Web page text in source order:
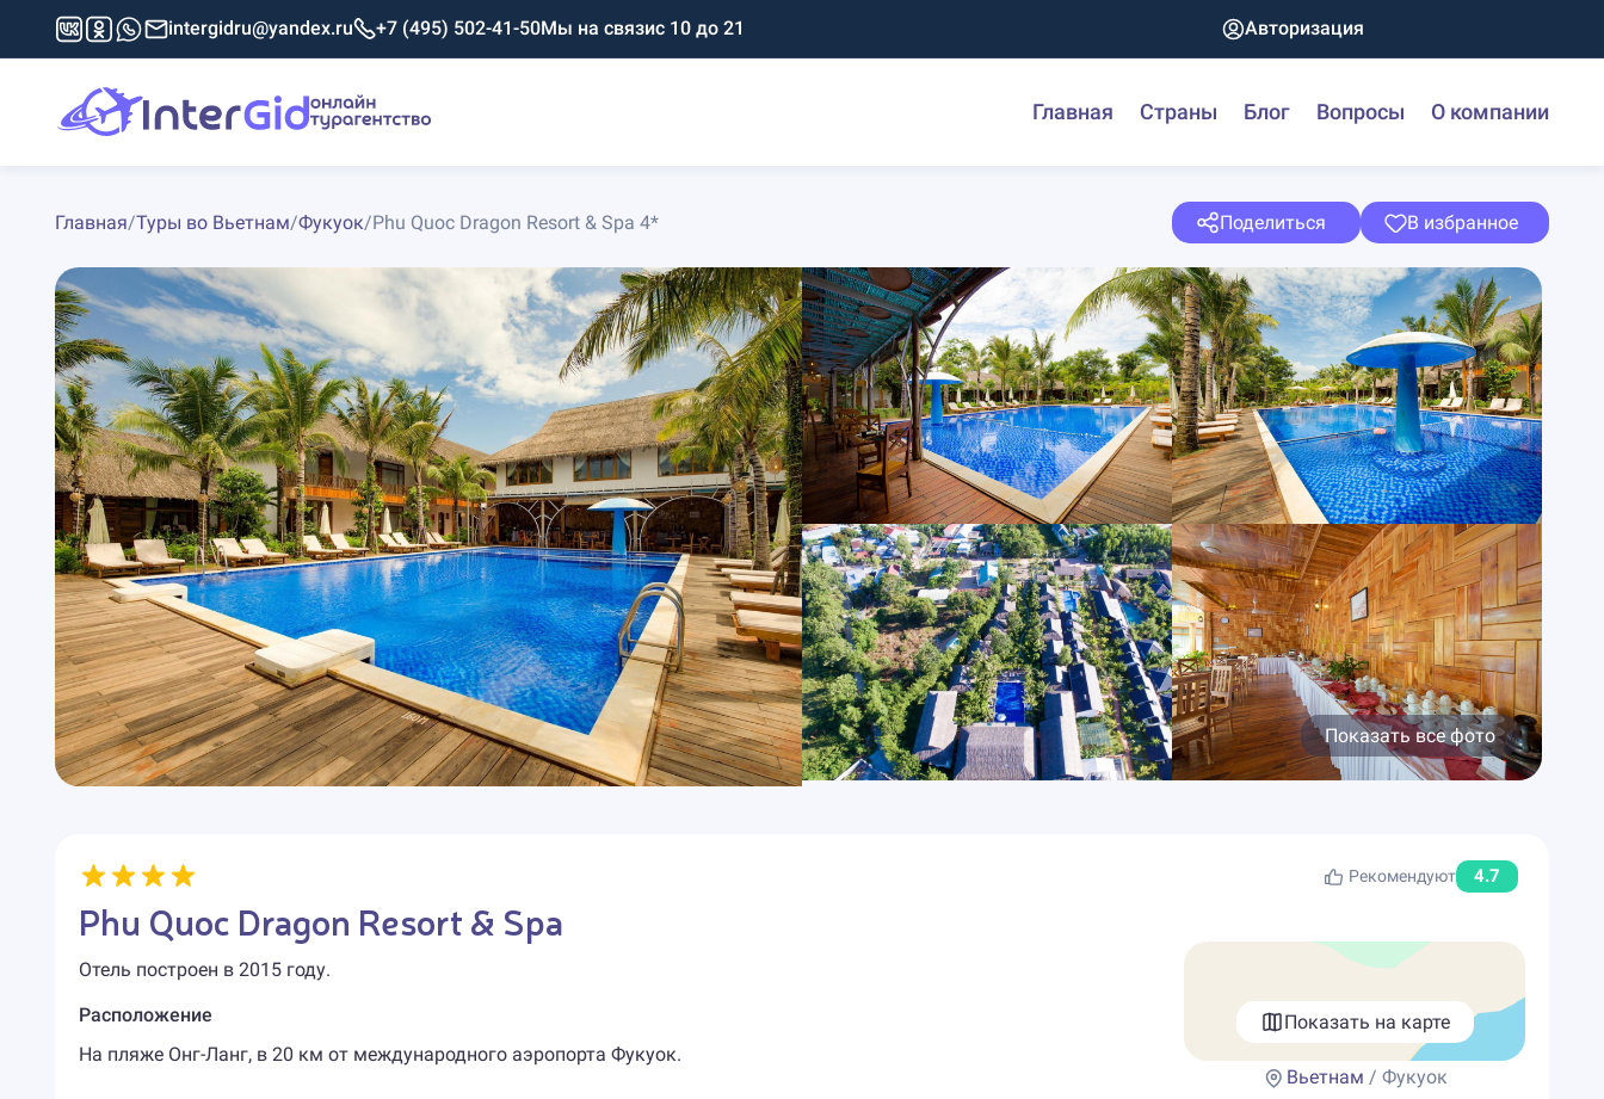
intergidru@yandex.ru +7 (495) 502-41-50Мы на связис 10 до 21 Авторизация
Главная Страны Блог Вопросы О компании
Главная/Туры во Вьетнам/Фукуок/Phu Quoc Dragon Resort & Spa 4* Поделиться В избранное
Показать все фото
Рекомендуют 4.7
Phu Quoc Dragon Resort & Spa
Отель построен в 2015 году.
Расположение
На пляже Онг-Ланг, в 20 км от международного аэропорта Фукуок.
Показать на карте
Вьетнам / Фукуок